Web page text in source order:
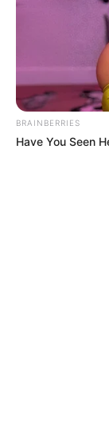
BRAINBERRIES
Have You Seen